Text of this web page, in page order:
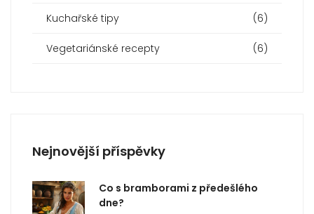
Kuchařské tipy (6)
Vegetariánské recepty (6)
Nejnovější příspěvky
Co s bramborami z předešlého
dne?